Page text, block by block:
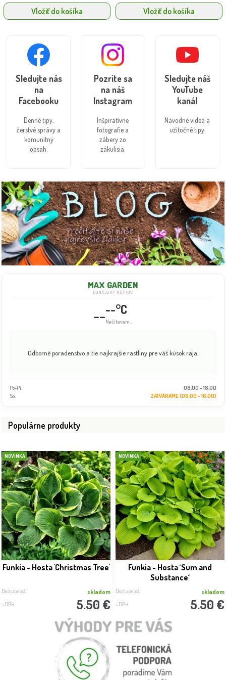
MAX GARDEN
DUNAJSKÝ KLÁTOV
----°C
Načítavam...
Odborné poradenstvo a tie najkrajšie rastliny pre váš kúsok raja.
Po-Pi:
08:00 - 18:00
So:
ZATVÁRAME (08:00 - 16:00)
Populárne produkty
NOVINKA
Funkia - Hosta 'Christmas Tree'
Dostupnosť: skladom
s DPH 5.50 €
NOVINKA
Funkia - Hosta ´Sum and
Substance´
Dostupnosť: skladom
s DPH 5.50 €
Vložiť do košíka Vložiť do košíka
Sledujte nás
na
Facebooku
Denné tipy,
čerstvé správy a
komunitný
obsah.
Pozrite sa
na náš
Instagram
Inšpiratívne
fotografie a
zábery zo
zákulisia.
Sledujte náš
YouTube
kanál
Návodné videá a
užitočné tipy.